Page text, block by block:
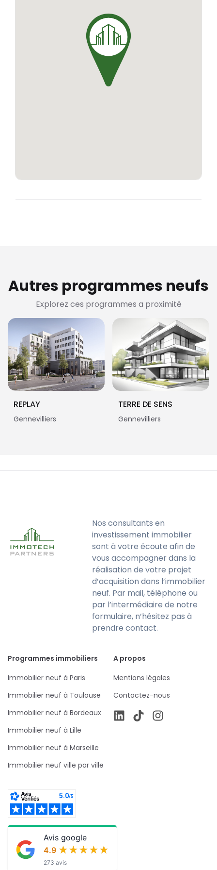
la pointe de la technologie, la résidence REPLAY
vous apportera confort, sécurité et accessibilité.
Autres programmes neufs
Explorez ces programmes a proximité
REPLAY
Gennevilliers
TERRE DE SENS
Gennevilliers
Nos consultants en
investissement immobilier
sont à votre écoute afin de
vous accompagner dans la
réalisation de votre projet
d’acquisition dans l’immobilier
neuf. Par mail, téléphone ou
par l’intermédiaire de notre
formulaire, n’hésitez pas à
prendre contact.
Programmes immobiliers
Immobilier neuf à Paris
Immobilier neuf à Toulouse
Immobilier neuf à Bordeaux
Immobilier neuf à Lille
Immobilier neuf à Marseille
Immobilier neuf ville par ville
A propos
Mentions légales
Contactez-nous
Avis google
4.9 ★★★★★
★★★★★
273 avis